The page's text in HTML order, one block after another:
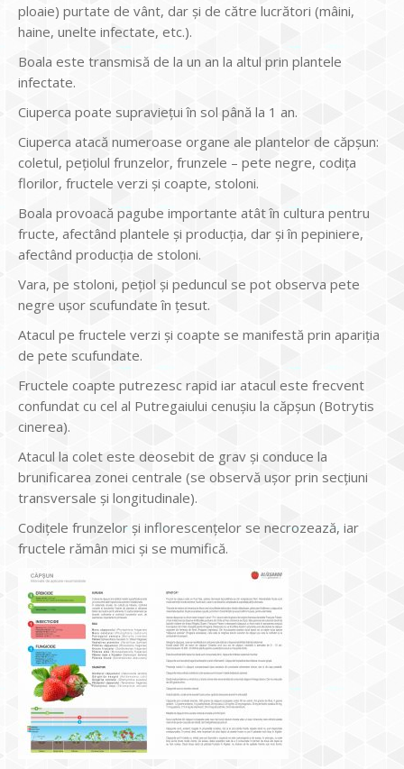
ploaie) purtate de vânt, dar și de către lucrători (mâini,
haine, unelte infectate, etc.).
Boala este transmisă de la un an la altul prin plantele
infectate.
Ciuperca poate supraviețui în sol până la 1 an.
Ciuperca atacă numeroase organe ale plantelor de căpșun:
coletul, pețiolul frunzelor, frunzele – pete negre, codița
florilor, fructele verzi și coapte, stoloni.
Boala provoacă pagube importante atât în cultura pentru
fructe, afectând plantele și producția, dar și în pepiniere,
afectând producția de stoloni.
Vara, pe stoloni, pețiol și peduncul se pot observa pete
negre ușor scufundate în țesut.
Atacul pe fructele verzi și coapte se manifestă prin apariția
de pete scufundate.
Fructele coapte putrezesc rapid iar atacul este frecvent
confundat cu cel al Putregaiului cenușiu la căpșun (Botrytis
cinerea).
Atacul la colet este deosebit de grav și conduce la
brunificarea zonei centrale (se observă ușor prin secțiuni
transversale și longitudinale).
Codițele frunzelor și inflorescențelor se necrozează, iar
fructele rămân mici și se mumifică.